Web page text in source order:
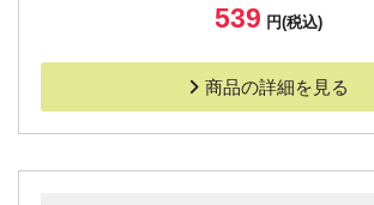
539 円(税込)
商品の詳細を見る